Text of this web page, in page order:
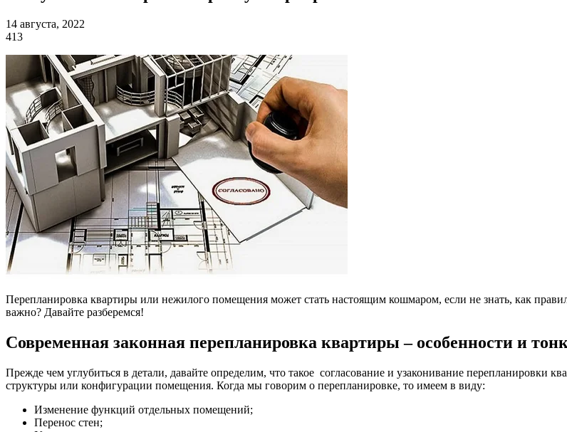
14 августа, 2022
413
Перепланировка квартиры или нежилого помещения может стать настоящим кошмаром, если не знать, как
важно? Давайте разберемся!
Современная законная перепланировка квартиры – особенности и
Прежде чем углубиться в детали, давайте определим, что такое согласование и узаконивание перепланировки
структуры или конфигурации помещения. Когда мы говорим о перепланировке, то имеем в виду:
Изменение функций отдельных помещений;
Перенос стен;